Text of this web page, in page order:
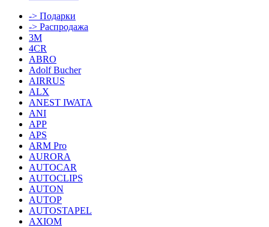
-> Подарки
-> Распродажа
3M
4CR
ABRO
Adolf Bucher
AIRRUS
ALX
ANEST IWATA
ANI
APP
APS
ARM Pro
AURORA
AUTOCAR
AUTOCLIPS
AUTON
AUTOP
AUTOSTAPEL
AXIOM